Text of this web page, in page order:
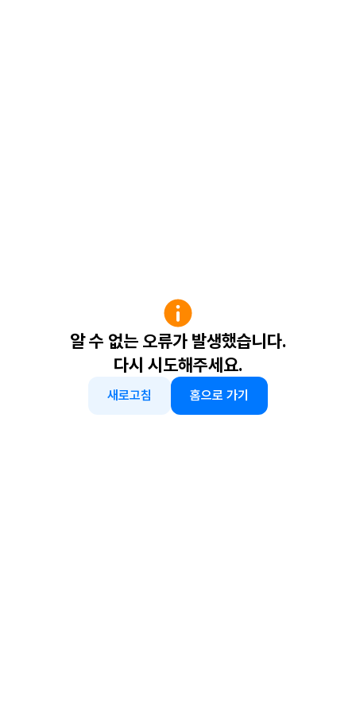
알 수 없는 오류가 발생했습니다.
다시 시도해주세요.
새로고침 홈으로 가기